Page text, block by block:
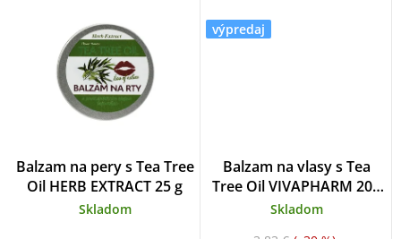
Balzam na pery s Tea Tree
Oil HERB EXTRACT 25 g
Skladom
výpredaj
Balzam na vlasy s Tea
Tree Oil VIVAPHARM 200
ml
Skladom